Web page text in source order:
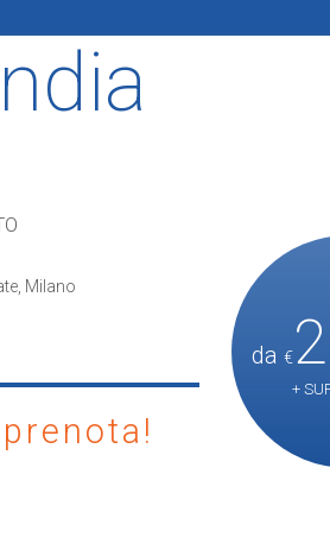
Milano
da €
+